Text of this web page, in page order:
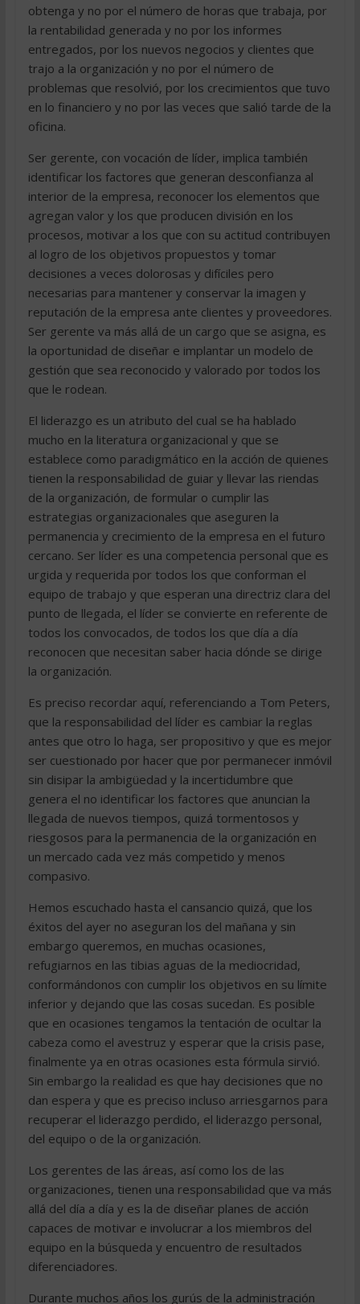
obtenga y no por el número de horas que trabaja, por
la rentabilidad generada y no por los informes
entregados, por los nuevos negocios y clientes que
trajo a la organización y no por el número de
problemas que resolvió, por los crecimientos que tuvo
en lo financiero y no por las veces que salió tarde de la
oficina.
Ser gerente, con vocación de líder, implica también
identificar los factores que generan desconfianza al
interior de la empresa, reconocer los elementos que
agregan valor y los que producen división en los
procesos, motivar a los que con su actitud contribuyen
al logro de los objetivos propuestos y tomar
decisiones a veces dolorosas y difíciles pero
necesarias para mantener y conservar la imagen y
reputación de la empresa ante clientes y proveedores.
Ser gerente va más allá de un cargo que se asigna, es
la oportunidad de diseñar e implantar un modelo de
gestión que sea reconocido y valorado por todos los
que le rodean.
El liderazgo es un atributo del cual se ha hablado
mucho en la literatura organizacional y que se
establece como paradigmático en la acción de quienes
tienen la responsabilidad de guiar y llevar las riendas
de la organización, de formular o cumplir las
estrategias organizacionales que aseguren la
permanencia y crecimiento de la empresa en el futuro
cercano. Ser líder es una competencia personal que es
urgida y requerida por todos los que conforman el
equipo de trabajo y que esperan una directriz clara del
punto de llegada, el líder se convierte en referente de
todos los convocados, de todos los que día a día
reconocen que necesitan saber hacia dónde se dirige
la organización.
Es preciso recordar aquí, referenciando a Tom Peters,
que la responsabilidad del líder es cambiar la reglas
antes que otro lo haga, ser propositivo y que es mejor
ser cuestionado por hacer que por permanecer inmóvil
sin disipar la ambigüedad y la incertidumbre que
genera el no identificar los factores que anuncian la
llegada de nuevos tiempos, quizá tormentosos y
riesgosos para la permanencia de la organización en
un mercado cada vez más competido y menos
compasivo.
Hemos escuchado hasta el cansancio quizá, que los
éxitos del ayer no aseguran los del mañana y sin
embargo queremos, en muchas ocasiones,
refugiarnos en las tibias aguas de la mediocridad,
conformándonos con cumplir los objetivos en su límite
inferior y dejando que las cosas sucedan. Es posible
que en ocasiones tengamos la tentación de ocultar la
cabeza como el avestruz y esperar que la crisis pase,
finalmente ya en otras ocasiones esta fórmula sirvió.
Sin embargo la realidad es que hay decisiones que no
dan espera y que es preciso incluso arriesgarnos para
recuperar el liderazgo perdido, el liderazgo personal,
del equipo o de la organización.
Los gerentes de las áreas, así como los de las
organizaciones, tienen una responsabilidad que va más
allá del día a día y es la de diseñar planes de acción
capaces de motivar e involucrar a los miembros del
equipo en la búsqueda y encuentro de resultados
diferenciadores.
Durante muchos años los gurús de la administración